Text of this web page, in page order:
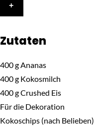
+
Zutaten
400g Ananas
400g Kokosmilch
400gCrushed Eis
Für die Dekoration
Kokoschips (nach Belieben)